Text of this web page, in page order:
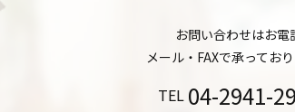
お問い合わせはお電
メール・FAXで承っており
TEL 04-2941-